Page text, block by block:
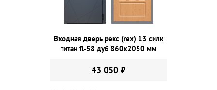
Входная дверь рекс (rex) 13 силк
титан fl-58 дуб 860х2050 мм
43 050 ₽